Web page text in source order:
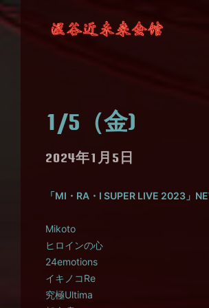
1/5（金)
2024年1月5日
「MI・RA・I SUPER LIVE 2023」
Mikoto
ヒロインの心
24emotions
イキノコRe
究極Ultima